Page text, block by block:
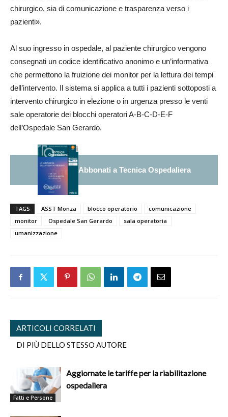
chirurgico, sia di comunicazione e trasparenza verso i
pazienti».
Al suo ingresso in ospedale, al paziente chirurgico vengono
consegnati un codice identificativo anonimo e un’informativa
che permettono la fruizione dei monitor per la lettura dei tempi
dell’intervento. Il sistema si applica a tutti i pazienti sottoposti a
intervento chirurgico in elezione o in urgenza presso le venti
sale operatorie dei blocchi operatori A-B-C-D-E-F
dell’Ospedale San Gerardo.
Abbonati a Tecnica Ospedaliera
TAGS ASST Monza blocco operatorio
comunicazione
monitor
Ospedale San Gerardo
sala operatoria
umanizzazione
ARTICOLI CORRELATI
DI PIÙ DELLO STESSO AUTORE
Fatti e Persone
Aggiornate le tariffe per la riabilitazione
ospedaliera